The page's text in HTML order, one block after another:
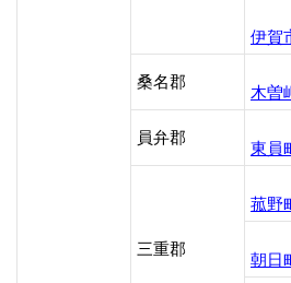
伊賀
桑名郡
木曽
員弁郡
東員
三重郡
菰野
朝日